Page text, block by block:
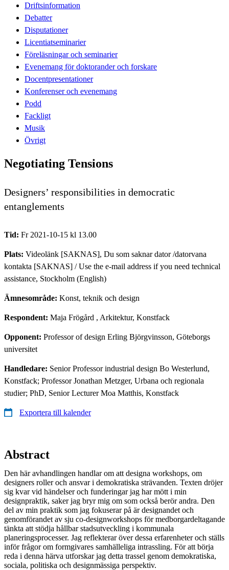
Driftsinformation
Debatter
Disputationer
Licentiatseminarier
Föreläsningar och seminarier
Evenemang för doktorander och forskare
Docentpresentationer
Konferenser och evenemang
Podd
Fackligt
Musik
Övrigt
Negotiating Tensions
Designers’ responsibilities in democratic
entanglements
Tid: Fr 2021-10-15 kl 13.00
Plats: Videolänk [SAKNAS], Du som saknar dator /datorvana
kontakta [SAKNAS] / Use the e-mail address if you need technical
assistance, Stockholm (English)
Ämnesområde: Konst, teknik och design
Respondent: Maja Frögård , Arkitektur, Konstfack
Opponent: Professor of design Erling Björgvinsson, Göteborgs
universitet
Handledare: Senior Professor industrial design Bo Westerlund,
Konstfack; Professor Jonathan Metzger, Urbana och regionala
studier; PhD, Senior Lecturer Moa Matthis, Konstfack
Exportera till kalender
Abstract
Den här avhandlingen handlar om att designa workshops, om
designers roller och ansvar i demokratiska strävanden. Texten dröjer
sig kvar vid händelser och funderingar jag har mött i min
designpraktik, saker jag bryr mig om som också berör andra. Den
del av min praktik som jag fokuserar på är designandet och
genomförandet av sju co-designworkshops för medborgardeltagande
tänkta att stödja hållbar stadsutveckling i kommunala
planeringsprocesser. Jag reflekterar över dessa erfarenheter och ställs
inför frågor om formgivares samhälleliga intrassling. För att börja
reda i denna härva utforskar jag detta trassel genom demokratiska,
sociala, politiska och designmässiga perspektiv.